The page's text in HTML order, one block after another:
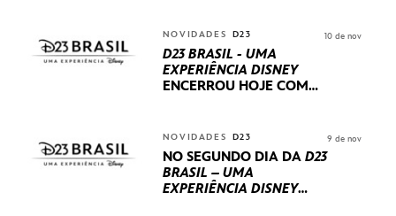
NOVIDADES D23
D23 BRASIL - UMA
EXPERIÊNCIA DISNEY
ENCERROU HOJE COM
INTERNACIONAIS E
PRODUÇÕES BRASILEIRAS
10 de nov
NOVIDADES D23
NO SEGUNDO DIA DA D23
BRASIL – UMA
EXPERIÊNCIA DISNEY
9 de nov